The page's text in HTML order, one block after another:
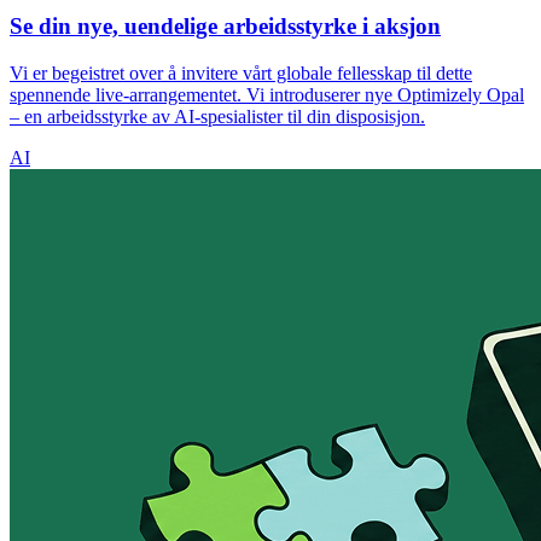
Se din nye, uendelige arbeidsstyrke i aksjon
Vi er begeistret over å invitere vårt globale fellesskap til dette
spennende live-arrangementet. Vi introduserer nye Optimizely Opal
– en arbeidsstyrke av AI-spesialister til din disposisjon.
AI